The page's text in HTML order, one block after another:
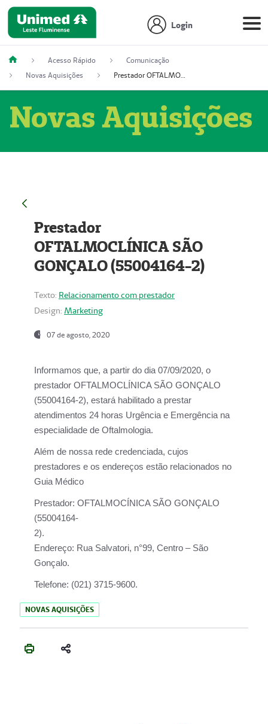
Login
Acesso Rápido
Comunicação
Novas Aquisições
Prestador OFTALMOCLÍNICA SÃO GONÇALO (55004164-2)
Novas Aquisições
Prestador
OFTALMOCLÍNICA SÃO
GONÇALO (55004164-2)
Texto: Relacionamento com prestador
Design: Marketing
07 de agosto, 2020
Informamos que, a partir do dia07/09/2020, o
prestador OFTALMOCLÍNICA SÃO GONÇALO
(55004164-2), estará habilitado a prestar
atendimentos 24 horas Urgência e Emergência na
especialidade de Oftalmologia.
Além de nossa rede credenciada, cujos
prestadores e os endereços estão relacionados no
Guia Médico
Prestador: OFTALMOCÍNICA SÃO GONÇALO
(55004164-
2).
Endereço: Rua Salvatori, n°99, Centro – São
Gonçalo.
Telefone: (021) 3715-9600.
NOVAS AQUISIÇÕES